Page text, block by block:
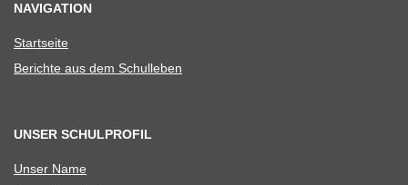
NAVIGATION
Start­seite
Berichte aus dem Schulleben
UNSER SCHULPROFIL
Unser Name